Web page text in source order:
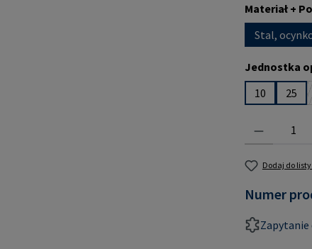
Wybierz
Materiał +
Stal,
Wybierz
Jednostka
10
25
Dodaj do
Numer